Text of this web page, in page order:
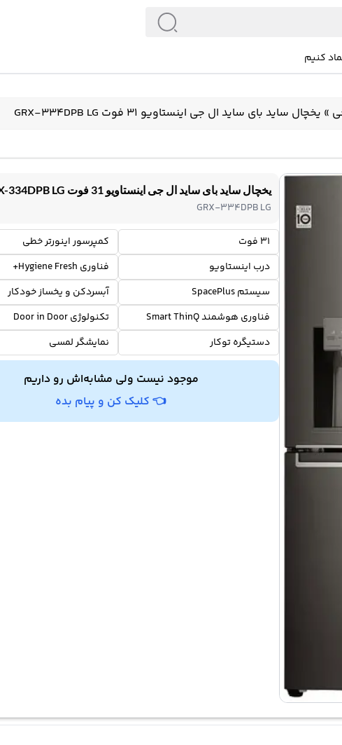
کنیم
» یخچال ساید بای ساید ال جی اینستاویو 31 فوت GRX-334DPB LG
یخچال ساید بای ساید ال جی اینستاویو 31 فوت GRX-334DPB LG
GRX-334DPB LG
31 فوت
کمپرسور اینورتر خطی
درب اینستاویو
فناوری Hygiene Fresh+
سیستم SpacePlus
آبسردکن و یخساز خودکار
فناوری هوشمند Smart ThinQ
تکنولوژی Door in Door
دستیگره توکار
نمایشگر لمسی
موجود نیست ولی مشابه‌اش رو داریم
👈 کلیک کن و پیام بده